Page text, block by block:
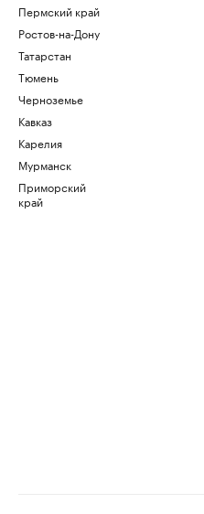
Пермский край
Ростов-на-Дону
Татарстан
Тюмень
Черноземье
Кавказ
Карелия
Мурманск
Приморский
край